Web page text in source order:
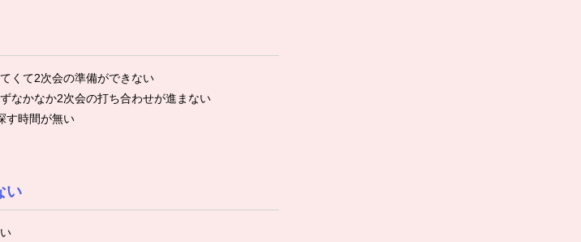
くて2次会の準備ができない
なかなか2次会の打ち合わせが進まない
す時間が無い
い